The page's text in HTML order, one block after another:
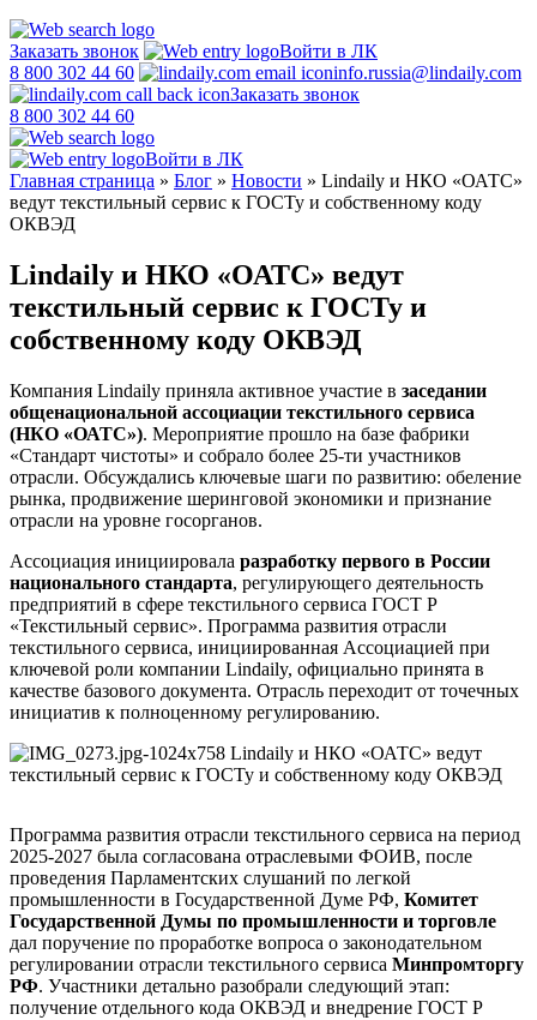
Заказать звонок
Войти в ЛК
8 800 302 44 60
info.russia@lindaily.com
Заказать звонок
8 800 302 44 60
Войти в ЛК
Главная страница » Блог » Новости » Lindaily и НКО «ОАТС»
ведут текстильный сервис к ГОСТу и собственному коду
ОКВЭД
Lindaily и НКО «ОАТС» ведут
текстильный сервис к ГОСТу и
собственному коду ОКВЭД
Компания Lindaily приняла активное участие в заседании
общенациональной ассоциации текстильного сервиса
(НКО «ОАТС»). Мероприятие прошло на базе фабрики
«Стандарт чистоты» и собрало более 25-ти участников
отрасли. Обсуждались ключевые шаги по развитию: обеление
рынка, продвижение шеринговой экономики и признание
отрасли на уровне госорганов.
Ассоциация инициировала разработку первого в России
национального стандарта, регулирующего деятельность
предприятий в сфере текстильного сервиса ГОСТ Р
«Текстильный сервис». Программа развития отрасли
текстильного сервиса, инициированная Ассоциацией при
ключевой роли компании Lindaily, официально принята в
качестве базового документа. Отрасль переходит от точечных
инициатив к полноценному регулированию.
Программа развития отрасли текстильного сервиса на период
2025-2027 была согласована отраслевыми ФОИВ, после
проведения Парламентских слушаний по легкой
промышленности в Государственной Думе РФ, Комитет
Государственной Думы по промышленности и торговле
дал поручение по проработке вопроса о законодательном
регулировании отрасли текстильного сервиса Минпромторгу
РФ. Участники детально разобрали следующий этап:
получение отдельного кода ОКВЭД и внедрение ГОСТ Р